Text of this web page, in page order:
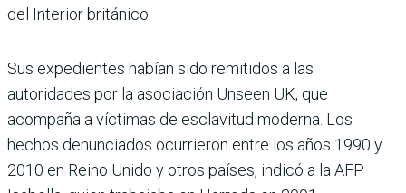
del Interior británico.
Sus expedientes habían sido remitidos a las
autoridades por la asociación Unseen UK, que
acompaña a víctimas de esclavitud moderna. Los
hechos denunciados ocurrieron entre los años 1990 y
2010 en Reino Unido y otros países, indicó a la AFP